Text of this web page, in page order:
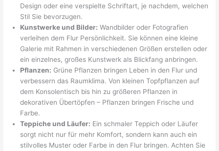
Design oder eine verspielte Schriftart, je nachdem, welchen
Stil Sie bevorzugen.
Kunstwerke und Bilder: Wandbilder oder Fotografien
verleihen dem Flur Persönlichkeit. Sie können eine kleine
Galerie mit Rahmen in verschiedenen Größen erstellen oder
ein einzelnes, großes Kunstwerk als Blickfang anbringen.
Pflanzen: Grüne Pflanzen bringen Leben in den Flur und
verbessern das Raumklima. Von kleinen Topfpflanzen auf
dem Konsolentisch bis hin zu größeren Pflanzen in
dekorativen Übertöpfen – Pflanzen bringen Frische und
Farbe.
Teppiche und Läufer: Ein schmaler Teppich oder Läufer
sorgt nicht nur für mehr Komfort, sondern kann auch ein
stilvolles Muster oder Farbe in den Flur bringen. Achten Sie